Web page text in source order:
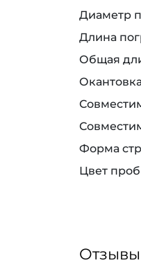
Диаметр
Длина
Общая
Форма
Цвет
Отзывы